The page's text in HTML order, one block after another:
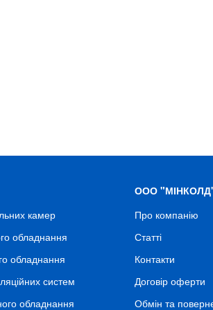
камер
обладнання
обладнання
систем
обладнання
ООО
Про компанію
Статті
Контакти
Договір оферти
Обмін та